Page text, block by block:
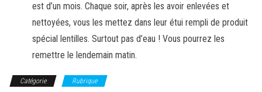
est d’un mois. Chaque soir, après les avoir enlevées et
nettoyées, vous les mettez dans leur étui rempli de produit
spécial lentilles. Surtout pas d’eau ! Vous pourrez les
remettre le lendemain matin.
Catégorie Rubrique